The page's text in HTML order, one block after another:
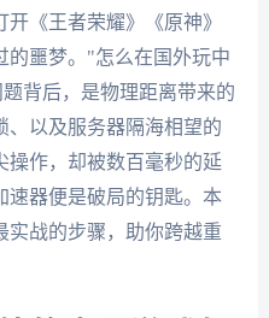
《王者荣耀》《原神》
的噩梦。"怎么在国外玩中
背后，是物理距离带来的
、以及服务器隔海相望的
操作，却被数百毫秒的延
速器便是破局的钥匙。本
实战的步骤，助你跨越重